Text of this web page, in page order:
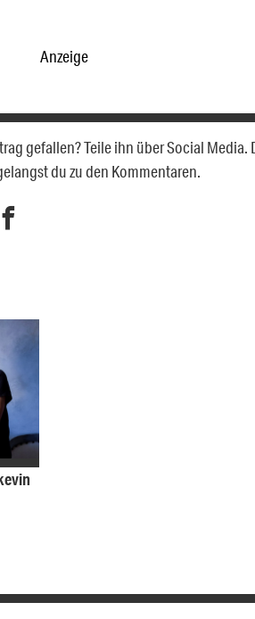
Anzeige
gefallen? Teile ihn über Social Media.
du zu den Kommentaren.